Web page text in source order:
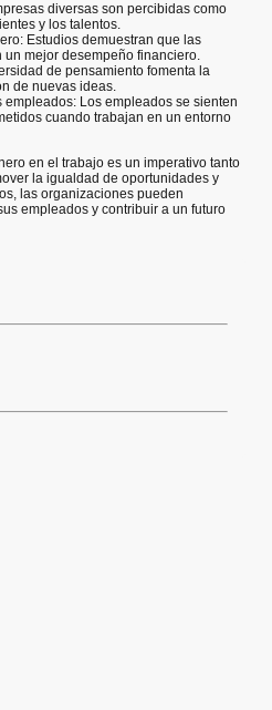
diversas son percibidas como
y los talentos.
Estudios demuestran que las
un mejor desempeño financiero.
de pensamiento fomenta la
de nuevas ideas.
empleados: Los empleados se sienten
cuando trabajan en un entorno
en el trabajo es un imperativo tanto
la igualdad de oportunidades y
las organizaciones pueden
empleados y contribuir a un futuro